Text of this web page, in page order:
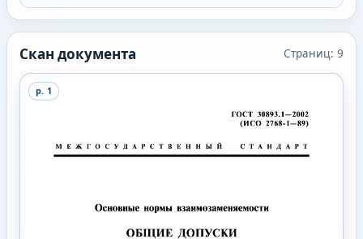
Скан документа Страниц:9
p. 1